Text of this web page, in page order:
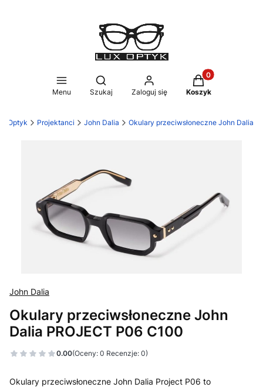
Menu
Otwórz wyszukiwarkę
Szukaj Zaloguj się
Produkty w
Koszyk
Optyk Projektanci John Dalia Okulary przeciwsłoneczne John Dalia
John Dalia
Okulary przeciwsłoneczne John
Dalia PROJECT P06 C100
0.00(Oceny: 0 Recenzje: 0)
Okulary przeciwsłoneczne John Dalia Project P06 to